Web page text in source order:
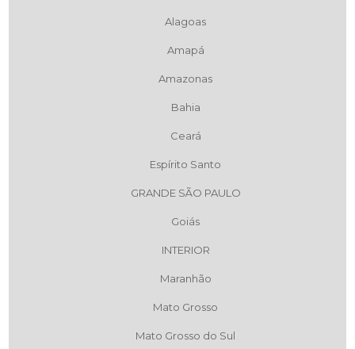
Alagoas
Amapá
Amazonas
Bahia
Ceará
Espírito Santo
GRANDE SÃO PAULO
Goiás
INTERIOR
Maranhão
Mato Grosso
Mato Grosso do Sul